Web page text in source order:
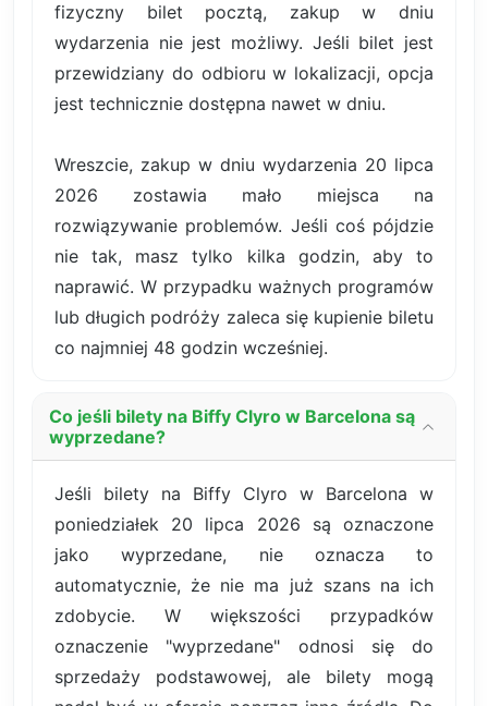
fizyczny bilet pocztą, zakup w dniu
wydarzenia nie jest możliwy. Jeśli bilet jest
przewidziany do odbioru w lokalizacji, opcja
jest technicznie dostępna nawet w dniu.
Wreszcie, zakup w dniu wydarzenia 20 lipca
2026 zostawia mało miejsca na
rozwiązywanie problemów. Jeśli coś pójdzie
nie tak, masz tylko kilka godzin, aby to
naprawić. W przypadku ważnych programów
lub długich podróży zaleca się kupienie biletu
co najmniej 48 godzin wcześniej.
Co jeśli bilety na Biffy Clyro w Barcelona są
wyprzedane?
Jeśli bilety na Biffy Clyro w Barcelona w
poniedziałek 20 lipca 2026 są oznaczone
jako wyprzedane, nie oznacza to
automatycznie, że nie ma już szans na ich
zdobycie. W większości przypadków
oznaczenie "wyprzedane" odnosi się do
sprzedaży podstawowej, ale bilety mogą